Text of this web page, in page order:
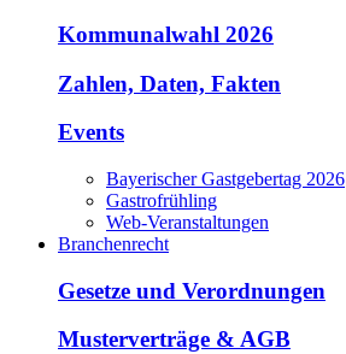
Kommunalwahl 2026
Zahlen, Daten, Fakten
Events
Bayerischer Gastgebertag 2026
Gastrofrühling
Web-Veranstaltungen
Branchenrecht
Gesetze und Verordnungen
Musterverträge & AGB